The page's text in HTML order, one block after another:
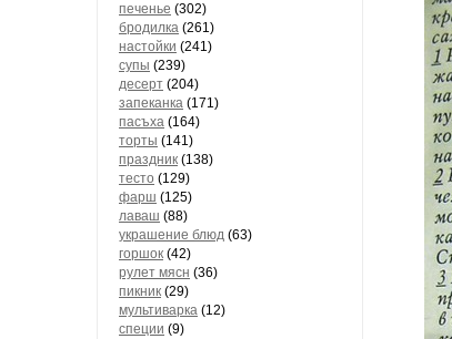
печенье (302)
бродилка (261)
настойки (241)
супы (239)
десерт (204)
запеканка (171)
пасъха (164)
торты (141)
праздник (138)
тесто (129)
фарш (125)
лаваш (88)
украшение блюд (63)
горшок (42)
рулет мясн (36)
пикник (29)
мультиварка (12)
специи (9)